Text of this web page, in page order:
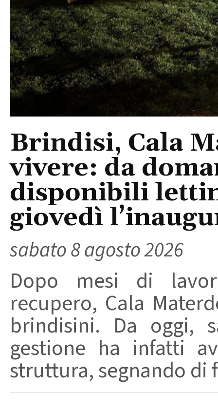
Brindisi, Cala
vivere: da
disponibili
giovedì
sabato 8 agosto 2026
Dopo mesi di
recupero, Cala
brindisini. Da oggi,
gestione ha infatti
struttura, segnando di